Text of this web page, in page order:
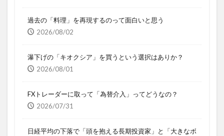
過去の「料理」を再現するのって面白いと思う
2026/08/02
瀑下げの「キオクシア」を買うという選択はありか？
2026/08/01
FXトレーダーに取って「為替介入」ってどうなの？
2026/07/31
日経平均の下落で「頭を抱える長期投資家」と「大きなボ